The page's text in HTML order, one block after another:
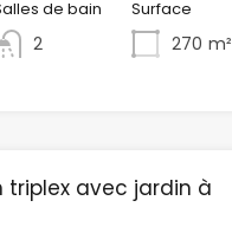
de bain
2
Surface
270 m²
triplex avec jardin à